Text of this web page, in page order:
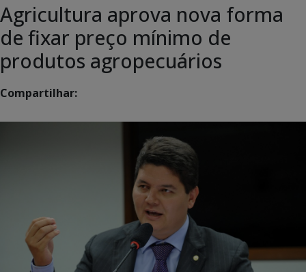
Agricultura aprova nova forma
de fixar preço mínimo de
produtos agropecuários
Compartilhar: